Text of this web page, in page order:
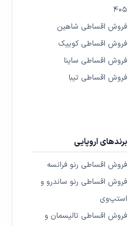
۴۰۵
فروش اقساطی شاهین
فروش اقساطی کوییک
فروش اقساطی ساینا
فروش اقساطی تیبا
برندهای اروپایی
فروش اقساطی رنو فرانسه
فروش اقساطی رنو ساندرو و
استپ‌وی
فروش اقساطی تالیسمان و